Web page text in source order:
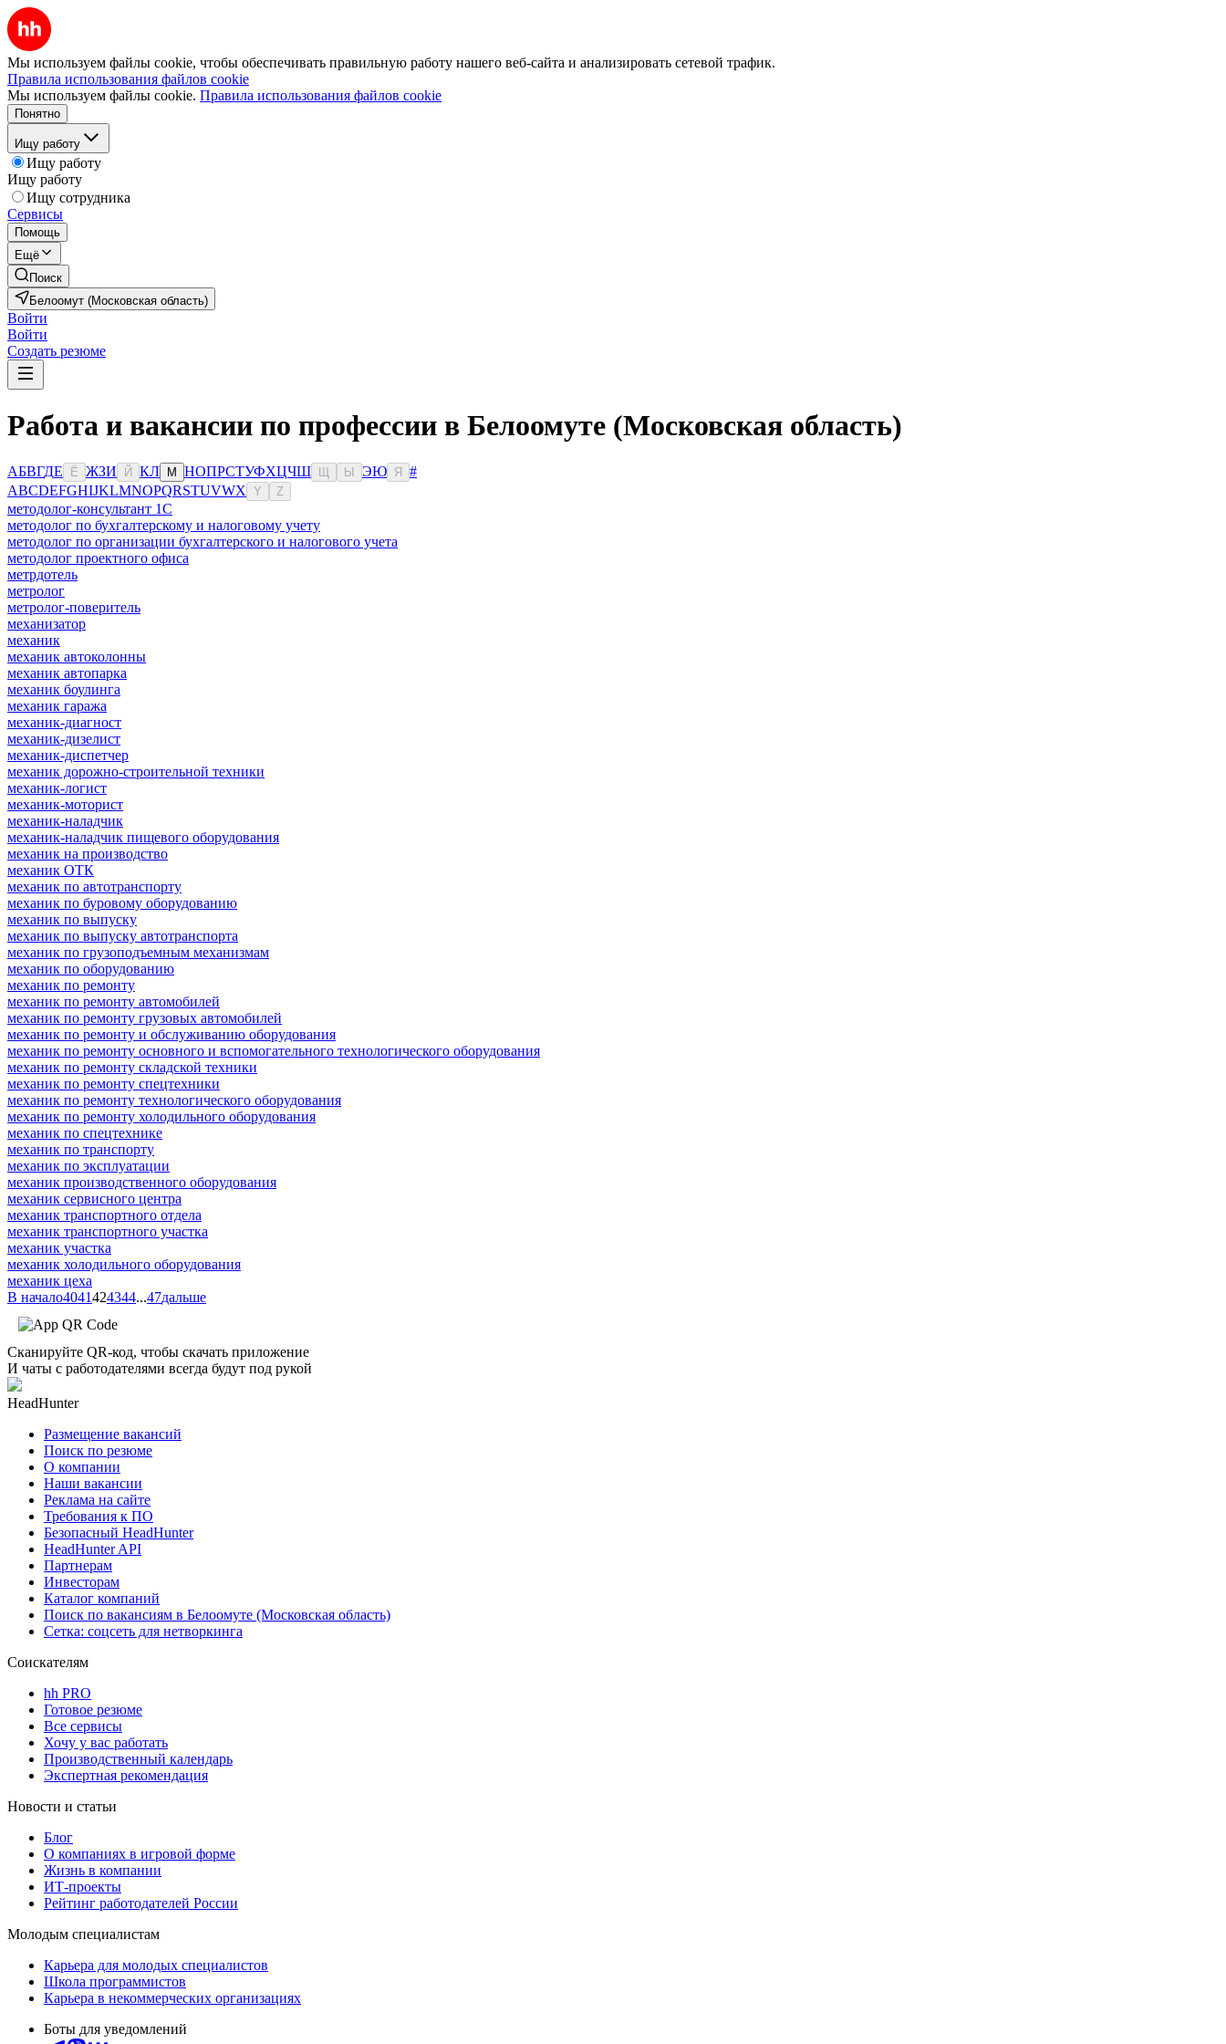
Мы используем файлы cookie, чтобы обеспечивать правильную работу нашего веб-сайта и анализировать сетевой трафик.
Правила использования файлов cookie
Мы используем файлы cookie. Правила использования файлов cookie
Понятно
Ищу работу
Ищу работу
Ищу работу
Ищу сотрудника
Сервисы
Помощь
Ещё
Поиск
Белоомут (Московская область)
Войти
Войти
Создать резюме
Работа и вакансии по профессии в Белоомуте (Московская область)
АБВГДЕ Ё ЖЗИ Й КЛ М НОПРСТУФХЦЧШ Ы ЭЮ Я
#
ABCDEFGHIJKLMNOPQRSTUVWX Y Z
методолог-консультант 1С
методолог по бухгалтерскому и налоговому учету
методолог по организации бухгалтерского и налогового учета
методолог проектного офиса
метрдотель
метролог
метролог-поверитель
механизатор
механик
механик автоколонны
механик автопарка
механик боулинга
механик гаража
механик-диагност
механик-дизелист
механик-диспетчер
механик дорожно-строительной техники
механик-логист
механик-моторист
механик-наладчик
механик-наладчик пищевого оборудования
механик на производство
механик ОТК
механик по автотранспорту
механик по буровому оборудованию
механик по выпуску
механик по выпуску автотранспорта
механик по грузоподъемным механизмам
механик по оборудованию
механик по ремонту
механик по ремонту автомобилей
механик по ремонту грузовых автомобилей
механик по ремонту и обслуживанию оборудования
механик по ремонту основного и вспомогательного технологического оборудования
механик по ремонту складской техники
механик по ремонту спецтехники
механик по ремонту технологического оборудования
механик по ремонту холодильного оборудования
механик по спецтехнике
механик по транспорту
механик по эксплуатации
механик производственного оборудования
механик сервисного центра
механик транспортного отдела
механик транспортного участка
механик участка
механик холодильного оборудования
механик цеха
В начало4041424344...47дальше
Сканируйте QR-код, чтобы скачать приложение
И чаты с работодателями всегда будут под рукой
HeadHunter
Размещение вакансий
Поиск по резюме
О компании
Наши вакансии
Реклама на сайте
Требования к ПО
Безопасный HeadHunter
HeadHunter API
Партнерам
Инвесторам
Каталог компаний
Поиск по вакансиям в Белоомуте (Московская область)
Сетка: соцсеть для нетворкинга
Соискателям
hh PRO
Готовое резюме
Все сервисы
Хочу у вас работать
Производственный календарь
Экспертная рекомендация
Новости и статьи
Блог
О компаниях в игровой форме
Жизнь в компании
ИТ-проекты
Рейтинг работодателей России
Молодым специалистам
Карьера для молодых специалистов
Школа программистов
Карьера в некоммерческих организациях
Боты для уведомлений